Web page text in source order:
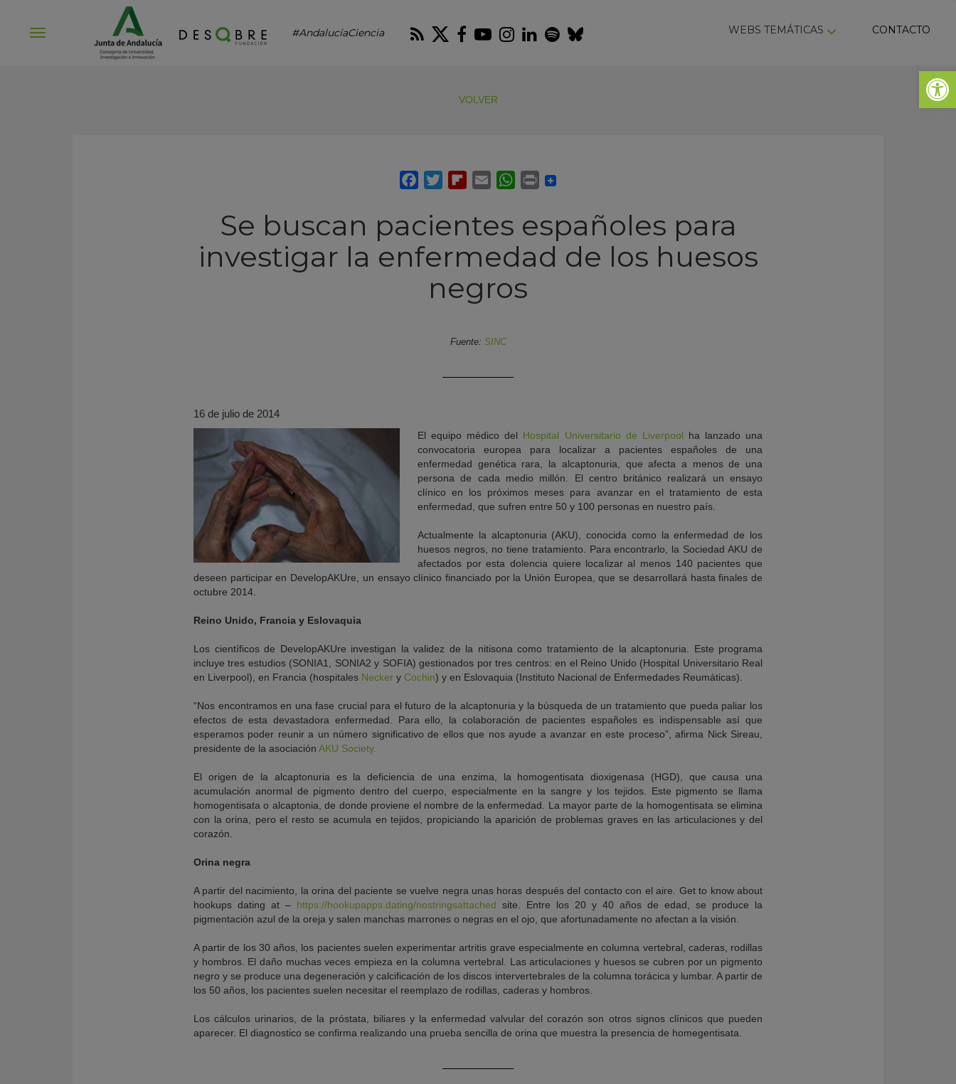
Abrir
#AndalucíaCiencia RSS Twitter
Facebook
Youtube
Instagram
LinkedIn
Spotify
Bluesky WEBS TEMÁTICAS CONTACTO
VOLVER
Se buscan pacientes españoles para
investigar la enfermedad de los huesos
negros
Fuente: SINC
16 de julio de 2014
El equipo médico del Hospital Universitario de Liverpool ha lanzado una
convocatoria europea para localizar a pacientes españoles de una
enfermedad genética rara, la alcaptonuria, que afecta a menos de una
persona de cada medio millón. El centro británico realizará un ensayo
clínico en los próximos meses para avanzar en el tratamiento de esta
enfermedad, que sufren entre 50 y 100 personas en nuestro país.
Actualmente la alcaptonuria (AKU), conocida como la enfermedad de los
huesos negros, no tiene tratamiento. Para encontrarlo, la Sociedad AKU de
afectados por esta dolencia quiere localizar al menos 140 pacientes que
deseen participar en DevelopAKUre, un ensayo clínico financiado por la Unión Europea, que se desarrollará hasta finales de
octubre 2014.
Reino Unido, Francia y Eslovaquia
Los científicos de DevelopAKUre investigan la validez de la nitisona como tratamiento de la alcaptonuria. Este programa
incluye tres estudios (SONIA1, SONIA2 y SOFIA) gestionados por tres centros: en el Reino Unido (Hospital Universitario Real
en Liverpool), en Francia (hospitales Necker y Cochin) y en Eslovaquia (Instituto Nacional de Enfermedades Reumáticas).
“Nos encontramos en una fase crucial para el futuro de la alcaptonuria y la búsqueda de un tratamiento que pueda paliar los
efectos de esta devastadora enfermedad. Para ello, la colaboración de pacientes españoles es indispensable así que
esperamos poder reunir a un número significativo de ellos que nos ayude a avanzar en este proceso”, afirma Nick Sireau,
presidente de la asociación AKU Society.
El origen de la alcaptonuria es la deficiencia de una enzima, la homogentisata dioxigenasa (HGD), que causa una
acumulación anormal de pigmento dentro del cuerpo, especialmente en la sangre y los tejidos. Este pigmento se llama
homogentisata o alcaptonia, de donde proviene el nombre de la enfermedad. La mayor parte de la homogentisata se elimina
con la orina, pero el resto se acumula en tejidos, propiciando la aparición de problemas graves en las articulaciones y del
corazón.
Orina negra
A partir del nacimiento, la orina del paciente se vuelve negra unas horas después del contacto con el aire. Get to know about
hookups dating at – https://hookupapps.dating/nostringsattached site. Entre los 20 y 40 años de edad, se produce la
pigmentación azul de la oreja y salen manchas marrones o negras en el ojo, que afortunadamente no afectan a la visión.
A partir de los 30 años, los pacientes suelen experimentar artritis grave especialmente en columna vertebral, caderas, rodillas
y hombros. El daño muchas veces empieza en la columna vertebral. Las articulaciones y huesos se cubren por un pigmento
negro y se produce una degeneración y calcificación de los discos intervertebrales de la columna torácica y lumbar. A partir de
los 50 años, los pacientes suelen necesitar el reemplazo de rodillas, caderas y hombros.
Los cálculos urinarios, de la próstata, biliares y la enfermedad valvular del corazón son otros signos clínicos que pueden
aparecer. El diagnostico se confirma realizando una prueba sencilla de orina que muestra la presencia de homegentisata.